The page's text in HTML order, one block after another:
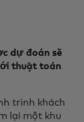
dự đoán sẽ
thuật toán
trình khách
lại một khu